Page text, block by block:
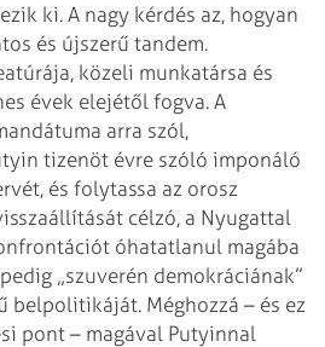
ki. A nagy kérdés az, hogyan
és újszerű tandem.
közeli munkatársa és
évek elejétől fogva. A
arra szól,
tizenöt évre szóló imponáló
és folytassa az orosz
célzó, a Nyugattal
óhatatlanul magába
„szuverén demokráciának”
belpolitikáját. Méghozzá – és ez
pont – magával Putyinnal